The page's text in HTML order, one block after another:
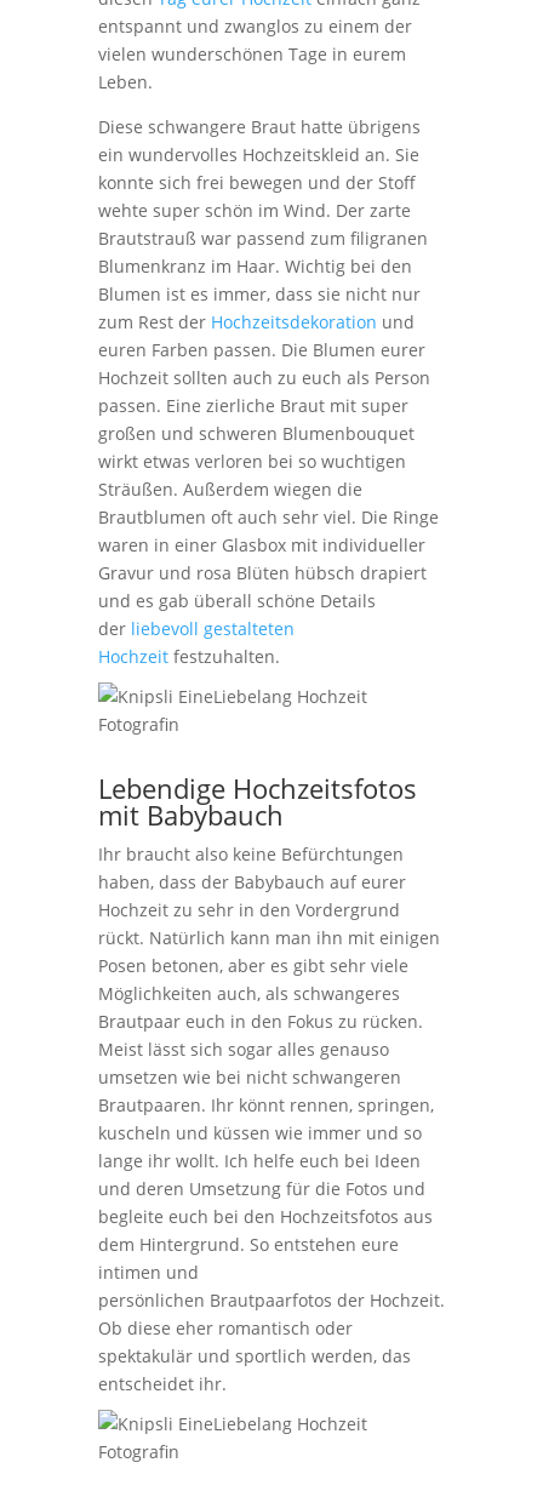
entspannt und zwanglos zu einem der
vielen wunderschönen Tage in eurem
Leben.
Diese schwangere Braut hatte übrigens
ein wundervolles Hochzeitskleid an. Sie
konnte sich frei bewegen und der Stoff
wehte super schön im Wind. Der zarte
Brautstrauß war passend zum filigranen
Blumenkranz im Haar. Wichtig bei den
Blumen ist es immer, dass sie nicht nur
zum Rest der Hochzeitsdekoration und
euren Farben passen. Die Blumen eurer
Hochzeit sollten auch zu euch als Person
passen. Eine zierliche Braut mit super
großen und schweren Blumenbouquet
wirkt etwas verloren bei so wuchtigen
Sträußen. Außerdem wiegen die
Brautblumen oft auch sehr viel. Die Ringe
waren in einer Glasbox mit individueller
Gravur und rosa Blüten hübsch drapiert
und es gab überall schöne Details
der liebevoll gestalteten
Hochzeit festzuhalten.
Lebendige Hochzeitsfotos
mit Babybauch
Ihr braucht also keine Befürchtungen
haben, dass der Babybauch auf eurer
Hochzeit zu sehr in den Vordergrund
rückt. Natürlich kann man ihn mit einigen
Posen betonen, aber es gibt sehr viele
Möglichkeiten auch, als schwangeres
Brautpaar euch in den Fokus zu rücken.
Meist lässt sich sogar alles genauso
umsetzen wie bei nicht schwangeren
Brautpaaren. Ihr könnt rennen, springen,
kuscheln und küssen wie immer und so
lange ihr wollt. Ich helfe euch bei Ideen
und deren Umsetzung für die Fotos und
begleite euch bei den Hochzeitsfotos aus
dem Hintergrund. So entstehen eure
intimen und
persönlichen Brautpaarfotos der Hochzeit.
Ob diese eher romantisch oder
spektakulär und sportlich werden, das
entscheidet ihr.